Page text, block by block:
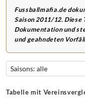
Fussballmafia.de
Saison 2011/12.
Dokumentation und
und geahndeten
Tabelle mit